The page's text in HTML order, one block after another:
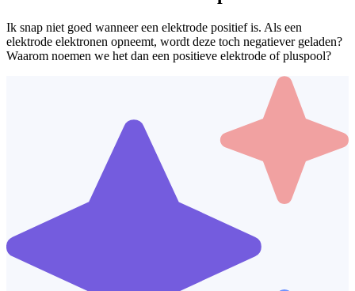
Ik snap niet goed wanneer een elektrode positief is. Als een
elektrode elektronen opneemt, wordt deze toch negatiever geladen?
Waarom noemen we het dan een positieve elektrode of pluspool?